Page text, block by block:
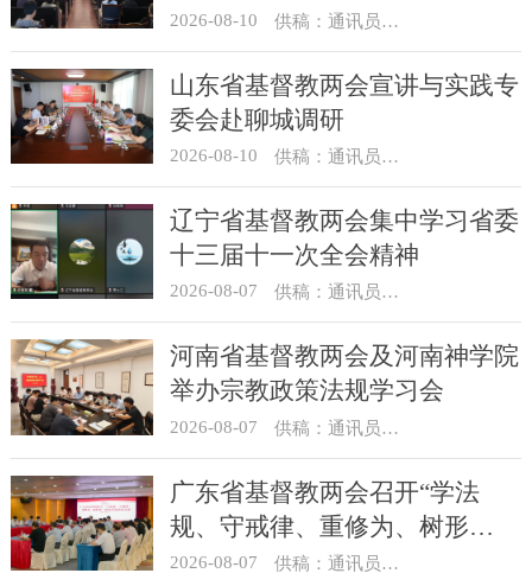
行”讲经讲道交流分享活动
2026-08-10 供稿：通讯员 张健、余利沙
山东省基督教两会宣讲与实践专
委会赴聊城调研
2026-08-10 供稿：通讯员 梁浩
辽宁省基督教两会集中学习省委
十三届十一次全会精神
2026-08-07 供稿：通讯员 顾利民
河南省基督教两会及河南神学院
举办宗教政策法规学习会
2026-08-07 供稿：通讯员 靳新元
广东省基督教两会召开“学法
规、守戒律、重修为、树形
象”教育活动总结会议
2026-08-07 供稿：通讯员 汪浩